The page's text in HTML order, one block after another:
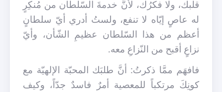
قلبك، ولا فكرُك، لأنَّ خدمةَ السّلطان من مُنكِرٍ
له عاصٍ إيّاه لا تنفع، ولستُ أدري أيّ سلطانٍ
أعظم من هذا السّلطان عظيمِ الشّأن، وأيّ
نزاعٍ أقبح من النّزاعِ معه.
فافهَم ممَّا ذكرتُ: أنَّ طلبَك المحبّة الإلهيّة مع
كونِكَ مرتكباً للمعصية أمرٌ فاسدٌ جدّاً، وكيف